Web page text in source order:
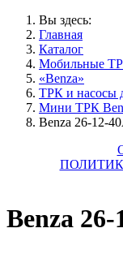
Вы здесь:
Главная
Каталог
Мобильные
«Benza»
ТРК и насосы
Мини ТРК
Benza 26-12-
Benza